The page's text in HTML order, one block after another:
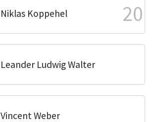
Niklas Koppehel 20
Leander Ludwig Walter
Vincent Weber